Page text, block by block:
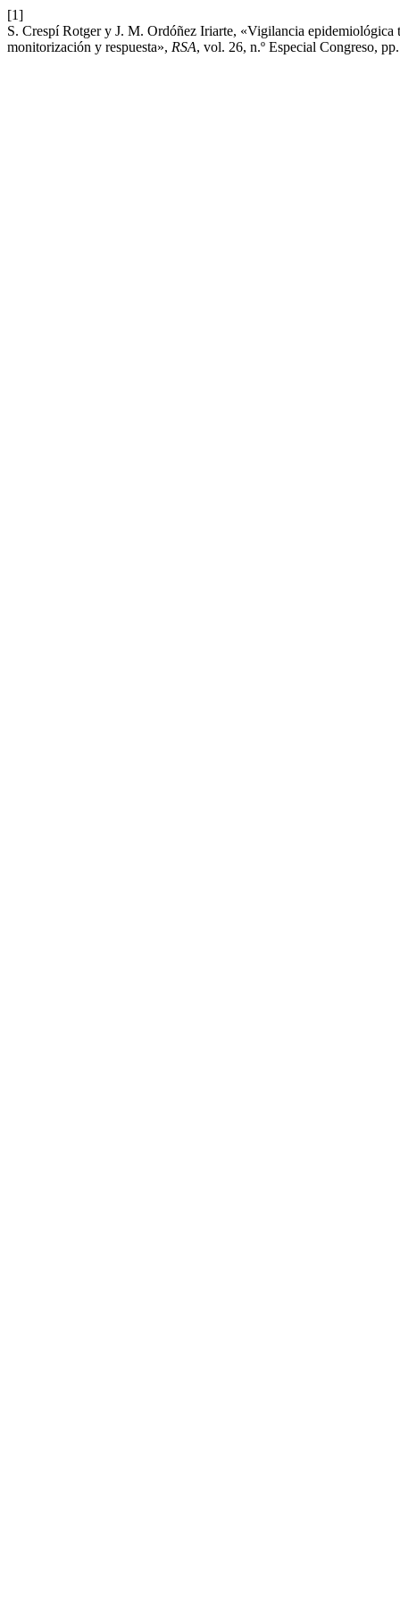
[1]
S. Crespí Rotger y J. M. Ordóñez Iriarte, «Vigilancia
monitorización y respuesta», RSA, vol. 26, n.º Especial Congreso,